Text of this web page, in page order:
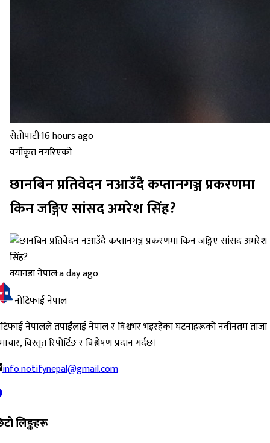
सेतोपाटी·16 hours ago
वर्गीकृत नगरिएको
छानबिन प्रतिवेदन नआउँदै कप्तानगञ्ज प्रकरणमा
किन जङ्गिए सांसद अमरेश सिंह?
क्यानडा नेपाल·a day ago
नोटिफाई नेपाल
नेपालले तपाईंलाई नेपाल र विश्वभर भइरहेका घटनाहरूको नवीनतम ताजा
विस्तृत रिपोर्टिङ र विश्लेषण प्रदान गर्दछ।
info.notifynepal@gmail.com
लिङ्कहरू